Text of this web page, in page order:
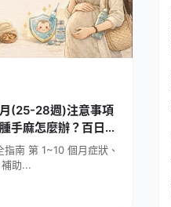
(25-28週)注意事項
手麻怎麼辦？百日咳
全攻略
指南 第 1~10 個月症狀、
助...